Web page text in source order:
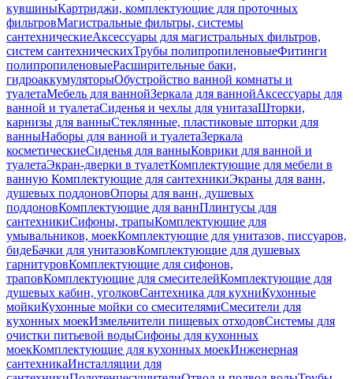
кувшиныКартриджи, комплектующие для проточных
фильтровМагистральные фильтры, системы
сантехническиеАксессуары для магистральных фильтров,
систем сантехническихТрубы полипропиленовыеФитинги
полипропиленовыеРасширительные баки,
гидроаккумуляторыОбустройство ванной комнаты и
туалетаМебель для ваннойЗеркала для ваннойАксессуары для
ванной и туалетаСиденья и чехлы для унитазаШторки,
карнизы для ванныСтеклянные, пластиковые шторки для
ванныНаборы для ванной и туалетаЗеркала
косметическиеСиденья для ванныКоврики для ванной и
туалетаЭкран-дверки в туалетКомплектующие для мебели в
ванную Комплектующие для сантехникиЭкраны для ванн,
душевых поддоновОпоры для ванн, душевых
поддоновКомплектующие для ваннПлинтусы для
сантехникиСифоны, трапыКомплектующие для
умывальников, моекКомплектующие для унитазов, писсуаров,
бидеБачки для унитазовКомплектующие для душевых
гарнитуровКомплектующие для сифонов,
траповКомплектующие для смесителейКомплектующие для
душевых кабин, уголковСантехника для кухниКухонные
мойкиКухонные мойки со смесителямиСмесители для
кухонных моекИзмельчители пищевых отходовСистемы для
очистки питьевой водыСифоны для кухонных
моекКомплектующие для кухонных моекИнженерная
сантехникаИнсталляции для